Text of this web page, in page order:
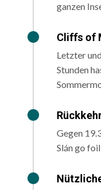
ganzen
Cliffs of
Letzter
Stunden
Gegen
Slán go